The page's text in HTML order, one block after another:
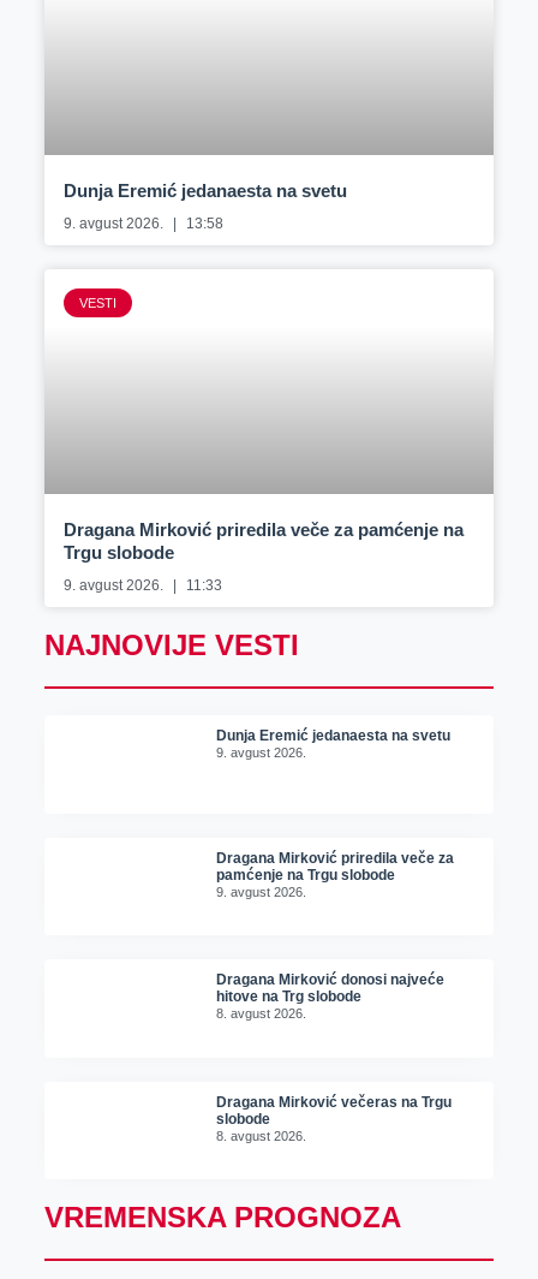
Dunja Eremić jedanaesta na svetu
9. avgust 2026. 13:58
VESTI
Dragana Mirković priredila veče za pamćenje na
Trgu slobode
9. avgust 2026. 11:33
NAJNOVIJE VESTI
Dunja Eremić jedanaesta na svetu
9. avgust 2026.
Dragana Mirković priredila veče za
pamćenje na Trgu slobode
9. avgust 2026.
Dragana Mirković donosi najveće
hitove na Trg slobode
8. avgust 2026.
Dragana Mirković večeras na Trgu
slobode
8. avgust 2026.
VREMENSKA PROGNOZA